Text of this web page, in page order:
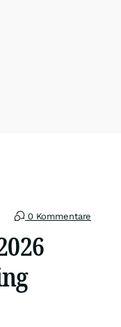
0 Kommentare